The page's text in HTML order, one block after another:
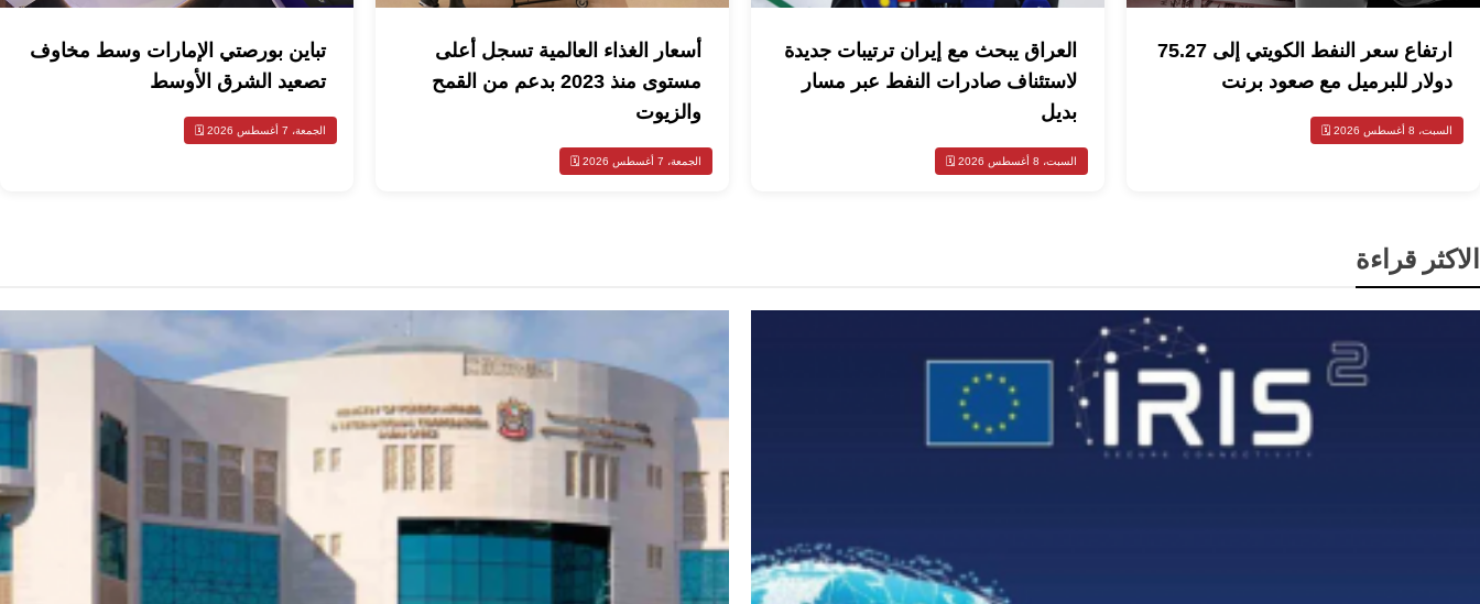
ارتفاع سعر النفط الكويتي إلى 75.27
دولار للبرميل مع صعود برنت
السبت، 8 أغسطس 2026 🗓️
العراق يبحث مع إيران ترتيبات جديدة
لاستئناف صادرات النفط عبر مسار
بديل
السبت، 8 أغسطس 2026 🗓️
أسعار الغذاء العالمية تسجل أعلى
مستوى منذ 2023 بدعم من القمح
والزيوت
الجمعة، 7 أغسطس 2026 🗓️
تباين بورصتي الإمارات وسط مخاوف
تصعيد الشرق الأوسط
الجمعة، 7 أغسطس 2026 🗓️
الاكثر قراءة